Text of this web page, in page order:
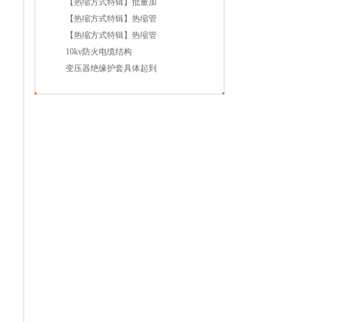
【热缩方式特辑】批量加
【热缩方式特辑】热缩管
【热缩方式特辑】热缩管
10kv防火电缆结构
变压器绝缘护套具体起到